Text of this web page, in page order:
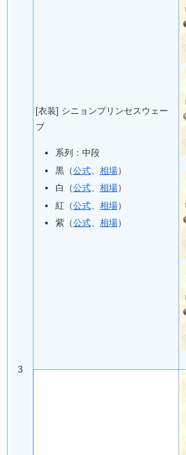
3
[衣装] シニョンプリンセスウェー
ブ
系列：中段
黒（公式、 相場）
白（公式、 相場）
紅（公式、 相場）
紫（公式、 相場）